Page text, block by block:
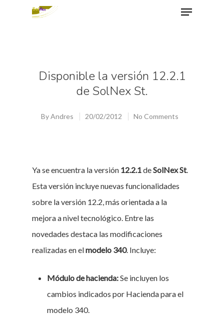
Disponible la versión 12.2.1
de SolNex St.
ByAndres 20/02/2012 No Comments
Ya se encuentra la versión 12.2.1deSolNex St.
Esta versión incluye nuevas funcionalidades
sobre la versión 12.2, más orientada a la
mejora a nivel tecnológico. Entre las
novedades destaca las modificaciones
realizadas en elmodelo 340. Incluye:
Módulo de hacienda:Se incluyen los
cambios indicados por Hacienda para el
modelo 340.